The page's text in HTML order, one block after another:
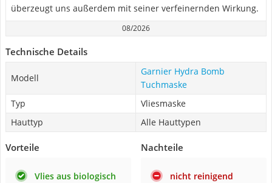
überzeugt uns außerdem mit seiner verfeinernden Wirkung.
08/2026
Technische Details
Modell
Garnier Hydra Bomb
Tuchmaske
Typ
Vliesmaske
Hauttyp
Alle Hauttypen
Vorteile
Vlies aus biologisch
Nachteile
nicht reinigend